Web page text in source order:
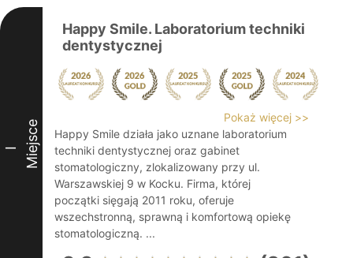
I Miejsce
Happy Smile. Laboratorium techniki
dentystycznej
Pokaż więcej >>
Happy Smile działa jako uznane laboratorium
techniki dentystycznej oraz gabinet
stomatologiczny, zlokalizowany przy ul.
Warszawskiej 9 w Kocku. Firma, której
początki sięgają 2011 roku, oferuje
wszechstronną, sprawną i komfortową opiekę
stomatologiczną. ...